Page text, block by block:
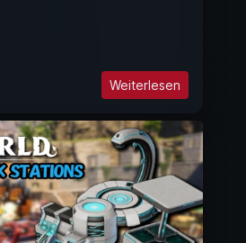
Weiterlesen